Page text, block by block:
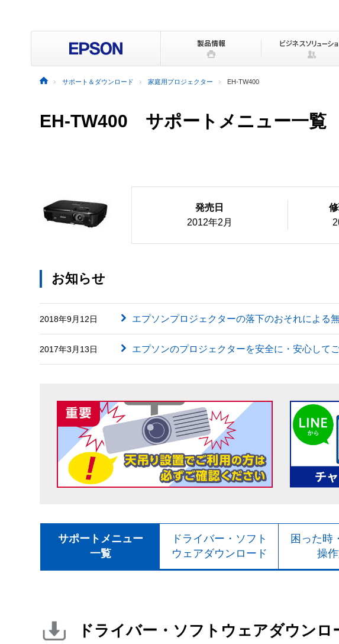
サポート＆ダウンロード 家庭用プロジェクター EH-TW400
EH-TW400 サポートメニュー一覧
発売日
2012年2月
お知らせ
2018年9月12日 エプソンプロジェクターの落下のおそれによる
2017年3月13日 エプソンのプロジェクターを安全に・安心して
サポートメニュー
一覧
ドライバー・ソフト
ウェアダウンロード
困った時
操
ドライバー・ソフトウェアダウンロ